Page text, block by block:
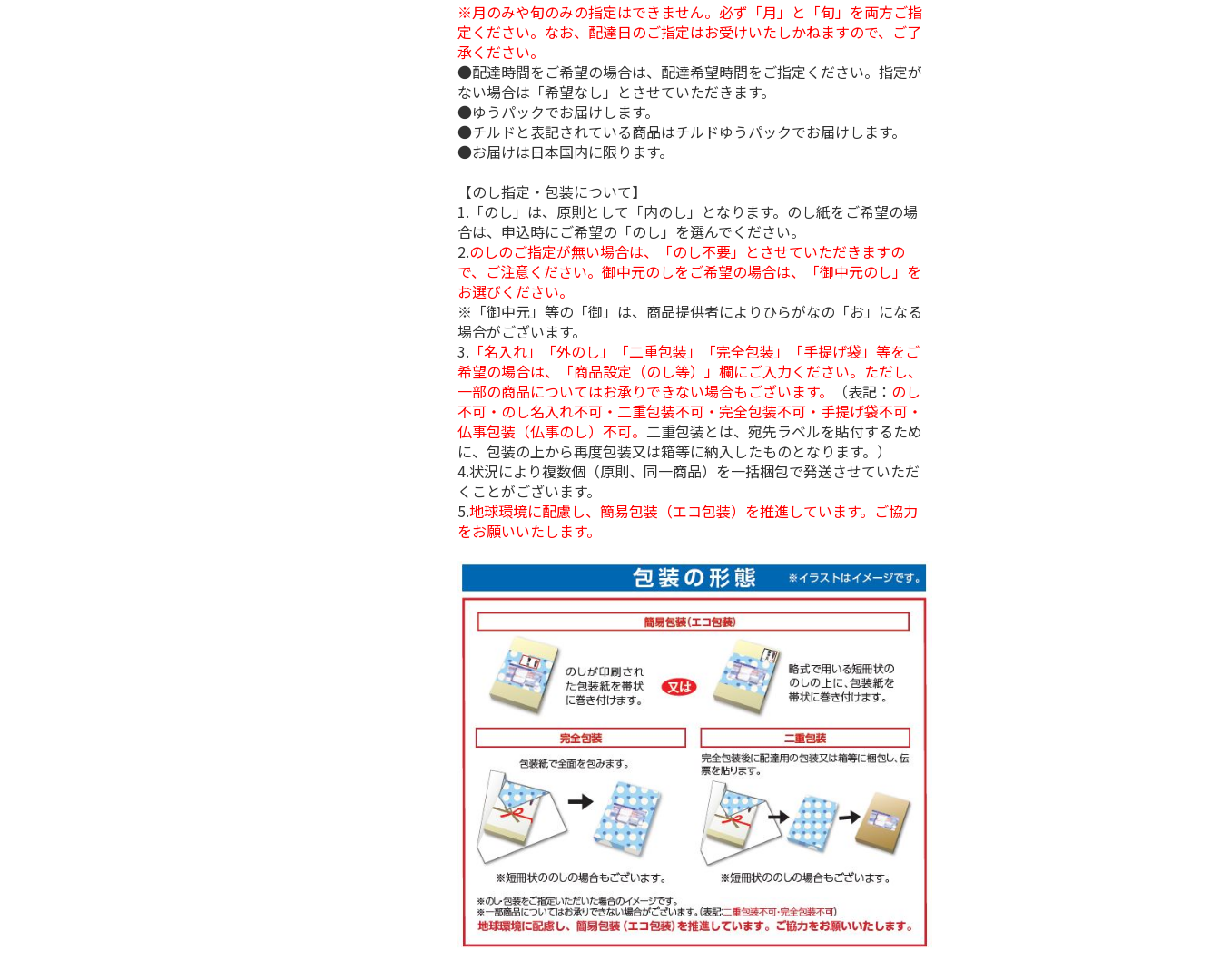
※月のみや旬のみの指定はできません。必ず「月」と「旬」を両方ご指
定ください。なお、配達日のご指定はお受けいたしかねますので、ご了
承ください。
●配達時間をご希望の場合は、配達希望時間をご指定ください。指定が
ない場合は「希望なし」とさせていただきます。
●ゆうパックでお届けします。
●チルドと表記されている商品はチルドゆうパックでお届けします。
●お届けは日本国内に限ります。
【のし指定・包装について】
1.「のし」は、原則として「内のし」となります。のし紙をご希望の場
合は、申込時にご希望の「のし」を選んでください。
2.のしのご指定が無い場合は、「のし不要」とさせていただきますの
で、ご注意ください。御中元のしをご希望の場合は、「御中元のし」を
お選びください。
※「御中元」等の「御」は、商品提供者によりひらがなの「お」になる
場合がございます。
3. 「名入れ」「外のし」「二重包装」「完全包装」「手提げ袋」等をご
希望の場合は、「商品設定（のし等）」欄にご入力ください。ただし、
一部の商品についてはお承りできない場合もございます。
（表記： のし
不可・のし名入れ不可・二重包装不可・完全包装不可・手提げ袋不可・
仏事包装（仏事のし）不可。 二重包装とは、宛先ラベルを貼付するため
に、包装の上から再度包装又は箱等に納入したものとなります。）
4.状況により複数個（原則、同一商品）を一括梱包で発送させていただ
くことがございます。
5.地球環境に配慮し、簡易包装（エコ包装）を推進しています。ご協力
をお願いいたします。